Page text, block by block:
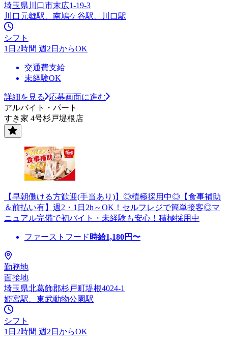
埼玉県川口市末広1-19-3
川口元郷駅、南鳩ケ谷駅、川口駅
シフト
1日2時間 週2日からOK
交通費支給
未経験OK
詳細を見る
応募画面に進む
アルバイト・パート
すき家 4号杉戸堤根店
【早朝働ける方歓迎(手当あり)】◎積極採用中◎【食事補助
＆前払い有】週2・1日2h～OK！セルフレジで簡単接客◎マ
ニュアル完備で初バイト・未経験も安心！積極採用中
ファーストフード 時給1,180円〜
勤務地
面接地
埼玉県北葛飾郡杉戸町堤根4024-1
姫宮駅、東武動物公園駅
シフト
1日2時間 週2日からOK